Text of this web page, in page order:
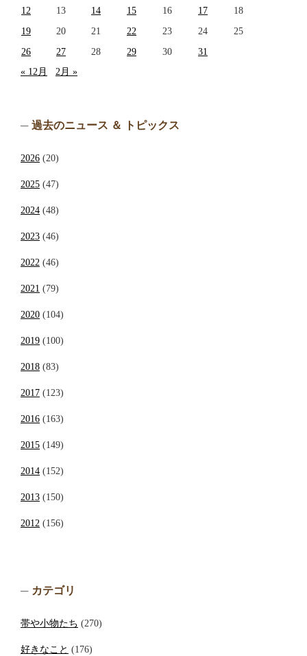
12 13 14 15 16 17
18
19
20 21 22 23 24
25
26
27 28 29 30
31
« 12月
2月 »
過去のニュース ＆ トピックス
2026 (20)
2025 (47)
2024 (48)
2023 (46)
2022 (46)
2021 (79)
2020 (104)
2019 (100)
2018 (83)
2017 (123)
2016 (163)
2015 (149)
2014 (152)
2013 (150)
2012 (156)
カテゴリ
帯や小物たち (270)
好きなこと (176)